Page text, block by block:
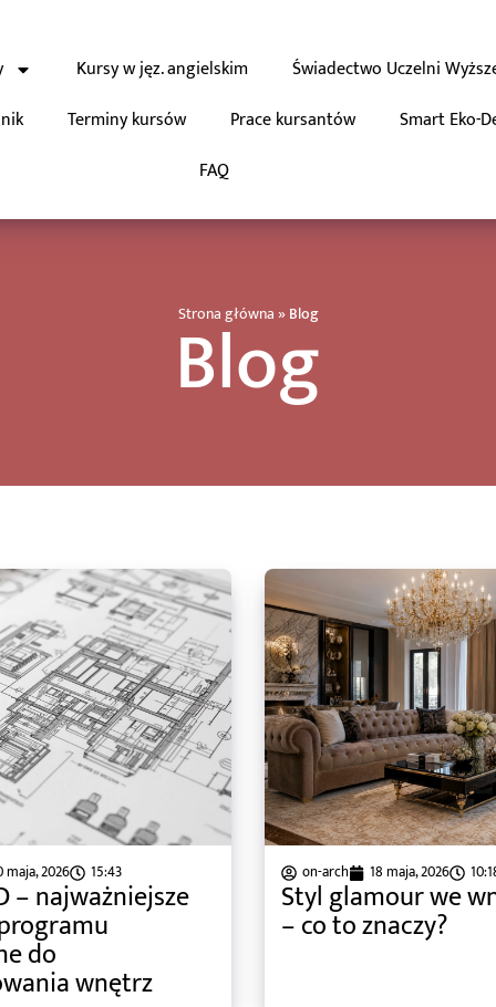
Kursy w jęz. angielskim
Świadectwo Uczelni
Terminy kursów Prace kursantów
Smart Eko-
FAQ
Strona główna »Blog
Blog
maja, 2026 15:43
– najważniejsze
do
wnętrz
on-arch 18 maja, 2026
Styl glamour we
– co to znaczy?